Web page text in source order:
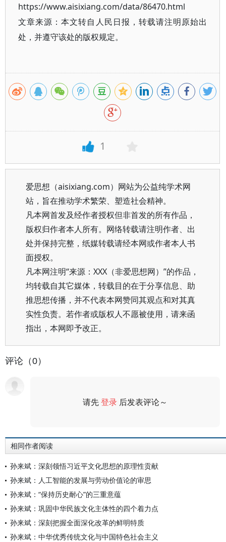
https://www.aisixiang.com/data/86470.html
文章来源：本文转自人民日报，转载请注明原始出
处，并遵守该处的版权规定。
1
爱思想（aisixiang.com）网站为公益纯学术网
站，旨在推动学术繁荣、塑造社会精神。
凡本网首发及经作者授权但非首发的所有作品，
版权归作者本人所有。网络转载请注明作者、出
处并保持完整，纸媒转载请经本网或作者本人书
面授权。
凡本网注明“来源：XXX（非爱思想网）”的作品，
均转载自其它媒体，转载目的在于分享信息、助
推思想传播，并不代表本网赞同其观点和对其真
实性负责。若作者或版权人不愿被使用，请来函
指出，本网即予改正。
评论（0）
请先登录 后发表评论～
相同作者阅读
孙来斌：深刻领悟习近平文化思想的原理性贡献
孙来斌：人工智能的发展与劳动价值论的审思
孙来斌：“保持历史耐心”的三重意蕴
孙来斌：巩固中华民族文化主体性的四个着力点
孙来斌：深刻把握全面深化改革的鲜明特质
孙来斌：中华优秀传统文化与中国特色社会主义